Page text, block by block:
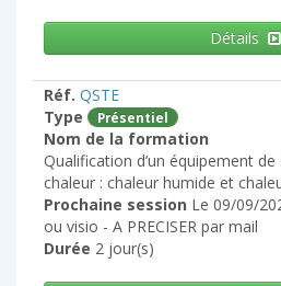
Détails
Réf. QSTE
Type
Présentiel
Nom de la formation
Qualification d’un équipement
chaleur : chaleur humide et
Prochaine session Le 09/09/
ou visio - A PRECISER par mail
Durée 2 jour(s)